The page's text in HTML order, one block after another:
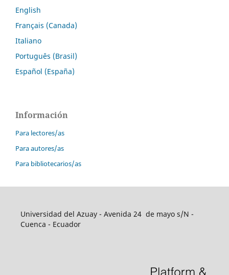
English
Français (Canada)
Italiano
Português (Brasil)
Español (España)
Información
Para lectores/as
Para autores/as
Para bibliotecarios/as
Universidad del Azuay - Avenida 24 de mayo s/N -
Cuenca - Ecuador